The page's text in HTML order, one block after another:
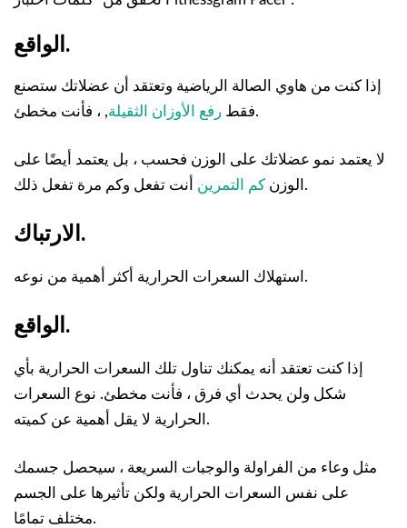
الواقع.
إذا كنت من هاوي الصالة الرياضية وتعتقد أن عضلاتك ستصنع
فقط رفع الأوزان الثقيلة , ، فأنت مخطئ.
لا يعتمد نمو عضلاتك على الوزن فحسب ، بل يعتمد أيضًا على
الوزن كم التمرين أنت تفعل وكم مرة تفعل ذلك.
الارتباك.
استهلاك السعرات الحرارية أكثر أهمية من نوعه.
الواقع.
إذا كنت تعتقد أنه يمكنك تناول تلك السعرات الحرارية بأي
شكل ولن يحدث أي فرق ، فأنت مخطئ. نوع السعرات
الحرارية لا يقل أهمية عن كميته.
مثل وعاء من الفراولة والوجبات السريعة ، سيحصل جسمك
على نفس السعرات الحرارية ولكن تأثيرها على الجسم
مختلف تمامًا.